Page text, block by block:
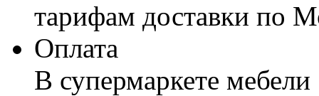
тарифам доставки по
Оплата
В супермаркете